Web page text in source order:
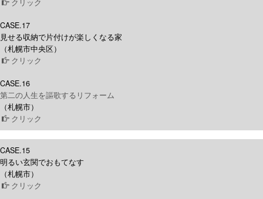
クリック
CASE.17
見せる収納で片付けが楽しくなる家
（札幌市中央区）
クリック
CASE.16
第二の人生を謳歌するリフォーム
（札幌市）
クリック
CASE.15
明るい玄関でおもてなす
（札幌市）
クリック